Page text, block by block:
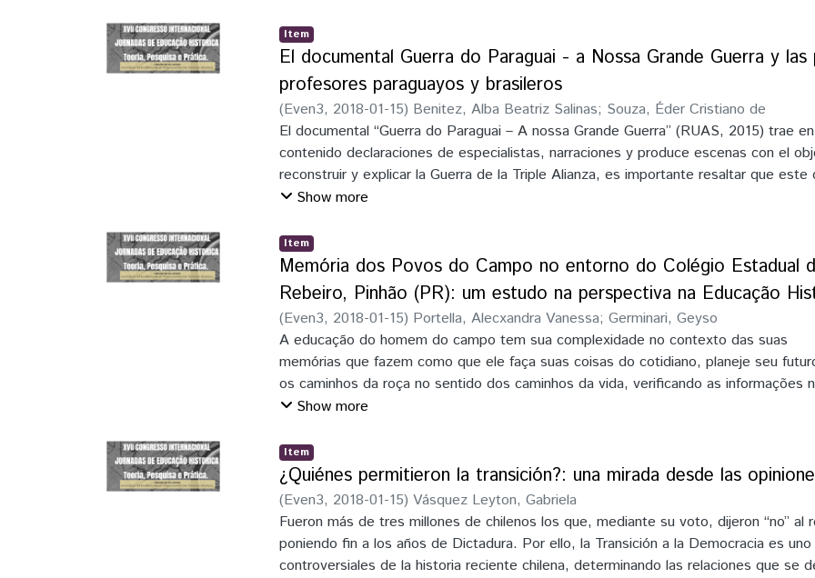
discussões acerca da “Burdening History” ou História Difícil. A proposta foi
numa perspectiva humanística para repasse aos 32 técnicos disciplinares de
trabalham nos Núcleos Regionais de Educação do estado do Paraná. Seu percurso
fundamentado nos princípios investigativos da Pesquisa Qualitativa de natureza
interpretativa, por meio de análises de documentários, imagens sobre a temática,
textos de historiadores e jornais, com a devolutiva de narrativas elaboradas pelos
disciplinares
Item
El documental Guerra do Paraguai - a Nossa Grande Guerra y
profesores paraguayos y brasileros
(Even3, 2018-01-15) Benitez, Alba Beatriz Salinas; Souza, Éder Cristiano de
El documental “Guerra do Paraguai – A nossa Grande Guerra” (RUAS, 2015) trae
contenido declaraciones de especialistas, narraciones y produce escenas con el
reconstruir y explicar la Guerra de la Triple Alianza, es importante resaltar que este
se presenta bajo la idea de multiperspectividad (SOUZA 2015), pero con ciertos
analizar como profesores brasileros y paraguayos interpretan los debates y
Guerra de la Triple Alianza en el dicho documental. Desde ahí estudiar las
estos sujetos acerca de este documentario, y el aprendizaje histórico (SCHMIDT,
mismos. Considerando la conciencia histórica (RÜSEN 2001), las relaciones con la
formación de la identidad nacional que ellos pueden colocar o direccionar en sus
Show more
Item
Memória dos Povos do Campo no entorno do Colégio Estadual
Rebeiro, Pinhão (PR): um estudo na perspectiva na Educação
(Even3, 2018-01-15) Portella, Alecxandra Vanessa; Germinari, Geyso
A educação do homem do campo tem sua complexidade no contexto das suas
memórias que fazem como que ele faça suas coisas do cotidiano, planeje seu
os caminhos da roça no sentido dos caminhos da vida, verificando as informações
verbalizadas tais como as habilidades intelectuais, sensitivas e motoras através de
escola o papel da inserção do conhecimento metodizado como realimentação do
conhecimento cotidiano. A memória nutre o pensamento histórico que se elabora
consciência histórica como fator de situação social e cultural de indivíduos e de
Nas memórias dos povos do campo está o jeito de se relacionarem com a
da terra, a organização das atividades produtivas da pequena propriedade, a mão
familiar, os valores e cultura que estreitam o relacionamento familiar e com os
Show more
Item
¿Quiénes permitieron la transición?: una mirada desde las
(Even3, 2018-01-15) Vásquez Leyton, Gabriela
Fueron más de tres millones de chilenos los que, mediante su voto, dijeron “no”
poniendo fin a los años de Dictadura. Por ello, la Transición a la Democracia es
controversiales de la historia reciente chilena, determinando las relaciones que se